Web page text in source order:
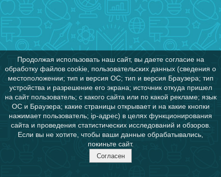
Продолжая использовать наш сайт, вы даете согласие на
обработку файлов cookie, пользовательских данных (сведения о
местоположении; тип и версия ОС; тип и версия Браузера; тип
устройства и разрешение его экрана; источник откуда пришел
на сайт пользователь; с какого сайта или по какой рекламе; язык
ОС и Браузера; какие страницы открывает и на какие кнопки
нажимает пользователь; ip-адрес) в целях функционирования
сайта и проведения статистических исследований и обзоров.
Если вы не хотите, чтобы ваши данные обрабатывались,
покиньте сайт.
Согласен